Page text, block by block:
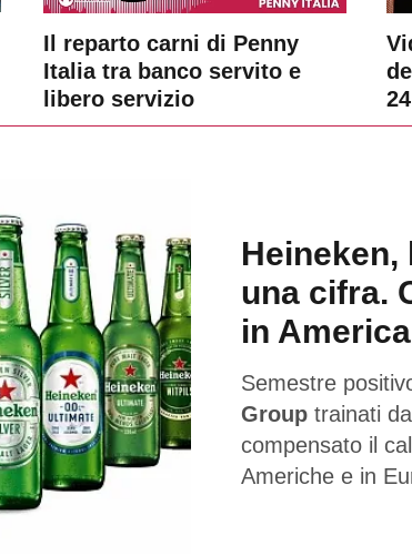
Il reparto carni di Penny
Italia tra banco servito e
libero servizio
Heineken,
una cifra.
in
Semestre
Group trainati
compensato il
Americhe e in